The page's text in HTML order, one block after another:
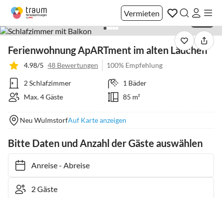
Vermieten
Ferienwohnung ApARTment im alten Lädchen
4.98/5 48 Bewertungen 100% Empfehlung
2 Schlafzimmer
1 Bäder
Max. 4 Gäste
85 m²
Neu WulmstorfAuf Karte anzeigen
Bitte Daten und Anzahl der Gäste auswählen
Anreise- Abreise